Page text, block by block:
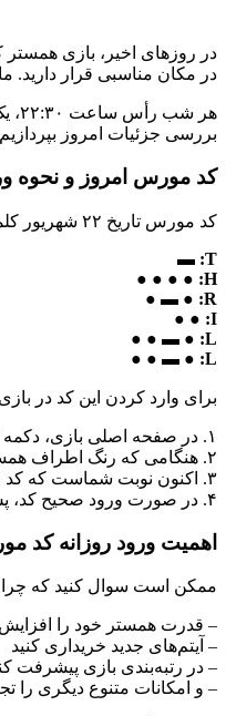
در روزهای اخیر، بازی همستر
در مکان مناسبی قرار دارید.
هر
بررسی جزئیات امروز
کد مورس امروز و نحوه
کد مورس تاریخ ۲۲ شهریور کلمه
T: ▬
H: ● ● ● ●
R: ● ▬ ●
I: ● ●
L: ● ▬ ● ●
L: ● ▬ ● ●
برای وارد کردن این کد در
۱. در صفحه اصلی بازی، دکمه “Daily Cipher” را پیدا کرده و آن را انتخاب نمایید.
۲. هنگامی که رنگ اطراف همستر به قرمز تغییر کرد، سیستم آماده دریافت کد است.
۳. اکنون نوبت شماست که کد فوق را وارد کنید. برای هر نقطه (●)، یک ضربه سریع به صفحه وارد کنید. برای هر خط تیره (▬)، انگشت خود را کمی بیشتر (حدود ۱ ثانیه) نگه دارید.
۴. در صورت ورود صحیح کد، پس از وارد کردن آخرین حرف، یک میلیون سکه به حساب شما افزوده خواهد شد.
اهمیت ورود روزانه کد
ممکن است سوال کنید که چرا
– قدرت همستر خود را افزایش
– آیتم‌های جدید خریداری کنید
– در رتبه‌بندی بازی پیشرفت
– و امکانات متنوع دیگری را